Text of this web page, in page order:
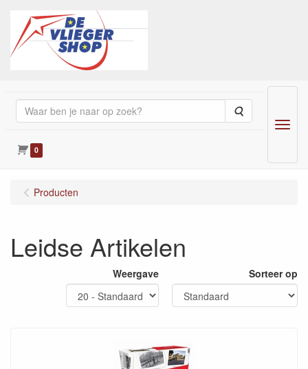
Zoeken
0
Menu
Producten
Leidse Artikelen
Weergave Sorteer op